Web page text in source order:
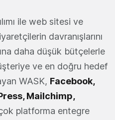
ile web sitesi ve
davranışlarını
daha düşük bütçelerle
ve en doğru hedef
WASK, Facebook,
Mailchimp,
platforma entegre